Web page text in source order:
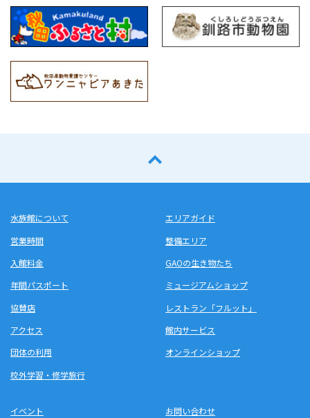
水族館について
営業時間
入館料金
年間パスポート
協賛店
アクセス
団体の利用
校外学習・修学旅行
エリアガイド
整備エリア
GAOの生き物たち
ミュージアムショップ
レストラン「フルット」
館内サービス
オンラインショップ
イベント
お問い合わせ